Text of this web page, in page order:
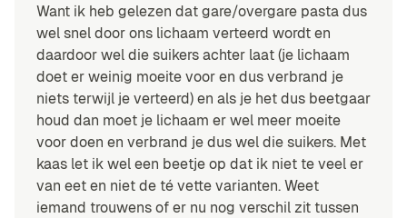
Want ik heb gelezen dat gare/overgare pasta dus
wel snel door ons lichaam verteerd wordt en
daardoor wel die suikers achter laat (je lichaam
doet er weinig moeite voor en dus verbrand je
niets terwijl je verteerd) en als je het dus beetgaar
houd dan moet je lichaam er wel meer moeite
voor doen en verbrand je dus wel die suikers. Met
kaas let ik wel een beetje op dat ik niet te veel er
van eet en niet de té vette varianten. Weet
iemand trouwens of er nu nog verschil zit tussen